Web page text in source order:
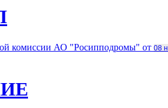
комиссии АО "Росипподромы" от 08